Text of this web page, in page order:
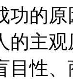
功的
的主
目性